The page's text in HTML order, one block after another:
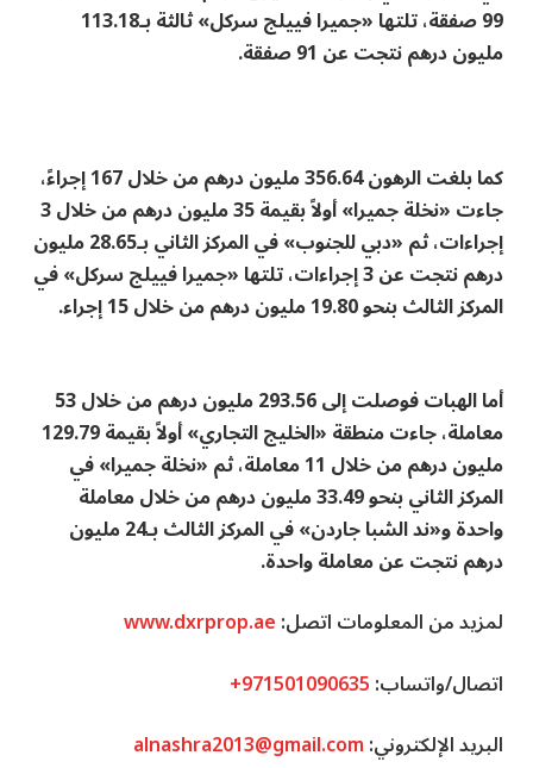
99 صفقة، تلتها «جميرا فييلج سركل» ثالثة بـ113.18
مليون درهم نتجت عن 91 صفقة.
كما بلغت الرهون 356.64 مليون درهم من خلال 167 إجراءً،
جاءت «نخلة جميرا» أولاً بقيمة 35 مليون درهم من خلال 3
إجراءات، ثم «دبي للجنوب» في المركز الثاني بـ28.65 مليون
درهم نتجت عن 3 إجراءات، تلتها «جميرا فييلج سركل» في
المركز الثالث بنحو 19.80 مليون درهم من خلال 15 إجراء.
أما الهبات فوصلت إلى 293.56 مليون درهم من خلال 53
معاملة، جاءت منطقة «الخليج التجاري» أولاً بقيمة 129.79
مليون درهم من خلال 11 معاملة، ثم «نخلة جميرا» في
المركز الثاني بنحو 33.49 مليون درهم من خلال معاملة
واحدة و«ند الشبا جاردن» في المركز الثالث بـ24 مليون
درهم نتجت عن معاملة واحدة.
لمزيد من المعلومات اتصل:www.dxrprop.ae
اتصال/واتساب:+971501090635
البريد الإلكتروني:alnashra2013@gmail.com